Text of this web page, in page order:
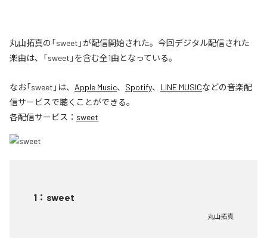
丸山拓真の「sweet」が配信開始された。今回デジタル配信された
楽曲は、「sweet」を含む全1曲となっている。
なお「sweet 」は、 Apple Music、 Spotify、 LINE MUSICなどの音楽配
信サービスで聴くことができる。
各配信サービス： sweet
1 ： sweet
丸山拓真